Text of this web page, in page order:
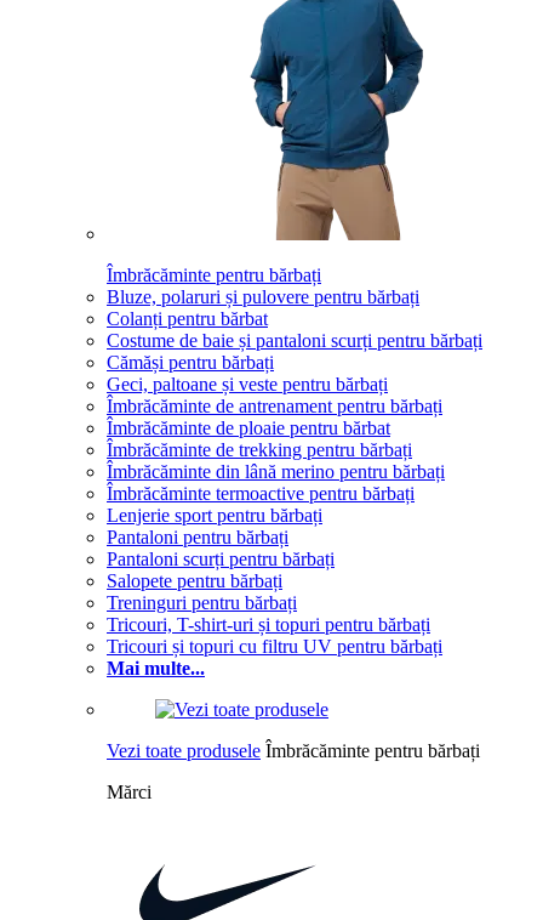
Îmbrăcăminte pentru bărbați
Bluze, polaruri și pulovere pentru bărbați
Colanți pentru bărbat
Costume de baie și pantaloni scurți pentru bărbați
Cămăși pentru bărbați
Geci, paltoane și veste pentru bărbați
Îmbrăcăminte de antrenament pentru bărbați
Îmbrăcăminte de ploaie pentru bărbat
Îmbrăcăminte de trekking pentru bărbați
Îmbrăcăminte din lână merino pentru bărbați
Îmbrăcăminte termoactive pentru bărbați
Lenjerie sport pentru bărbați
Pantaloni pentru bărbați
Pantaloni scurți pentru bărbați
Salopete pentru bărbați
Treninguri pentru bărbați
Tricouri, T-shirt-uri și topuri pentru bărbați
Tricouri și topuri cu filtru UV pentru bărbați
Mai multe...
Vezi toate produsele Îmbrăcăminte pentru bărbați
Mărci